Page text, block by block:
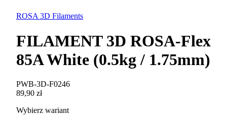
ROSA 3D Filaments
FILAMENT 3D ROSA-Flex
85A White (0.5kg / 1.75mm)
PWB-3D-F0246
89,90 zł
Wybierz wariant